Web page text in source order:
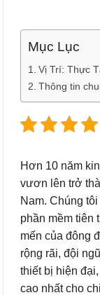
Mục Lục
Vị Trí: Thực
Thông tin
Hơn 10 năm
vươn lên trở
Nam. Chúng
phần mềm tiên
mến của đông
rộng rãi, đội
thiết bị hiện
cao nhất cho